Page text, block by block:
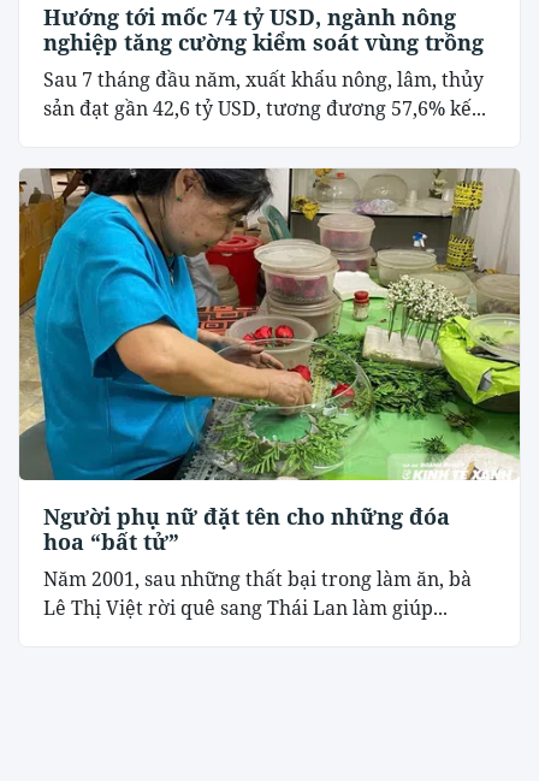
Hướng tới mốc 74 tỷ USD, ngành nông
nghiệp tăng cường kiểm soát vùng trồng
Sau 7 tháng đầu năm, xuất khẩu nông, lâm, thủy
sản đạt gần 42,6 tỷ USD, tương đương 57,6% kế...
Người phụ nữ đặt tên cho những đóa
hoa “bất tử”
Năm 2001, sau những thất bại trong làm ăn, bà
Lê Thị Việt rời quê sang Thái Lan làm giúp...